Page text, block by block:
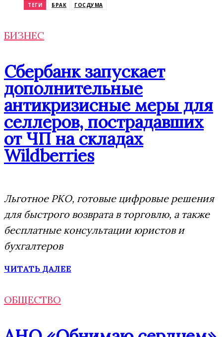
ТЕГИ БРАК ГОСДУМА
БИЗНЕС
Сбербанк запускает
дополнительные
антикризисные меры для
селлеров, пострадавших
от ЧП на складах
Wildberries
Льготное РКО, готовые цифровые решения
для быстрого возврата в торговлю, а также
бесплатные консультации юристов и
бухгалтеров
ЧИТАТЬ ДАЛЕЕ
ОБЩЕСТВО